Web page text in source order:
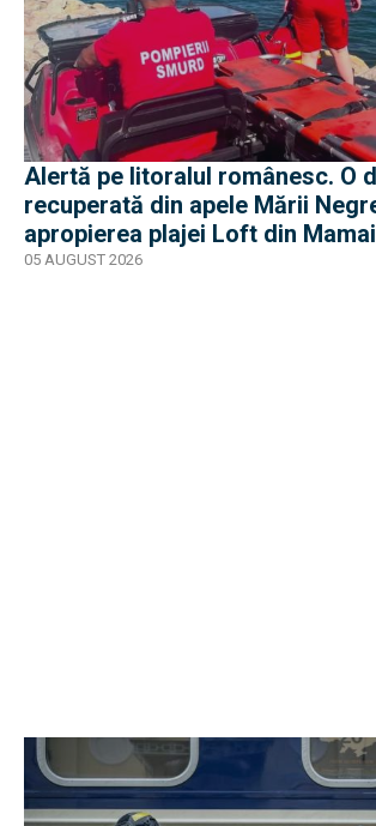
Alertă pe litoralul românesc. O
recuperată din apele Mării
apropierea plajei Loft din
05 AUGUST 2026